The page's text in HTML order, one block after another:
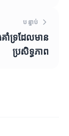
បន្ទាប់
ាំទ្រដែលមាន
ប្រសិទ្ធភាព